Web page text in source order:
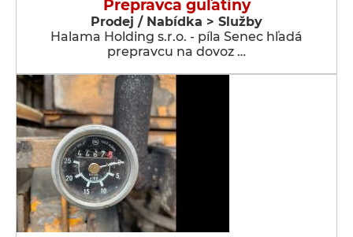
Prepravca guľatiny
Prodej / Nabídka > Služby
Halama Holding s.r.o. - píla Senec hľadá
prepravcu na dovoz …